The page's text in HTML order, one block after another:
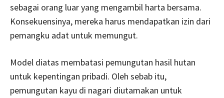
sebagai orang luar yang mengambil harta bersama.
Konsekuensinya, mereka harus mendapatkan izin dari
pemangku adat untuk memungut.
Model diatas membatasi pemungutan hasil hutan
untuk kepentingan pribadi. Oleh sebab itu,
pemungutan kayu di nagari diutamakan untuk